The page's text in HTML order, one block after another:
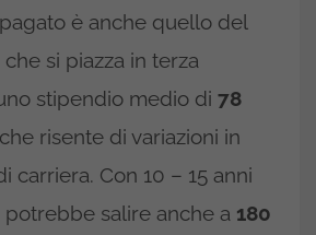
è anche quello del
che si piazza in terza
stipendio medio di 78
risente di variazioni in
carriera. Con 10 – 15 anni
potrebbe salire anche a 180